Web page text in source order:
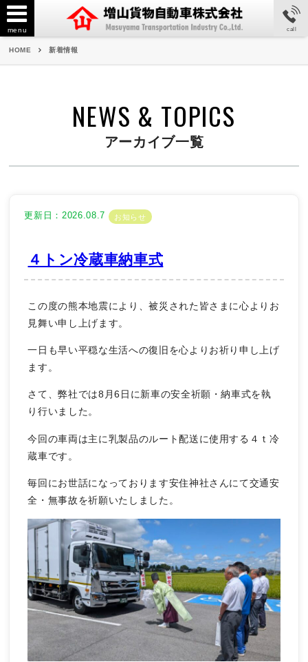
HOME 新着情報
NEWS & TOPICS
アーカイブ一覧
更新日：2026.08.7 お知らせ
４トン冷蔵車納車式
この度の熊本地震により、被災された皆さまに心よりお
見舞い申し上げます。
一日も早い平穏な生活への復旧を心よりお祈り申し上げ
ます。
さて、弊社では8月6日に新車の安全祈願・納車式を執
り行いました。
今回の車両は主に乳製品のルート配送に使用する４ｔ冷
蔵車です。
毎回にお世話になっております安住神社さんにて交通安
全・無事故を祈願いたしました。
menu call